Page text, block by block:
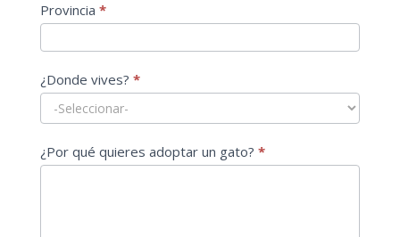
Provincia *
¿Donde vives? *
¿Por qué quieres adoptar un gato? *